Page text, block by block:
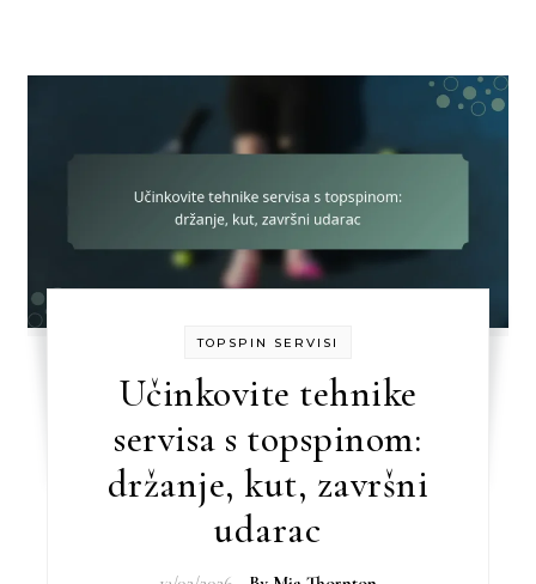
TOPSPIN SERVISI
Učinkovite tehnike
servisa s topspinom:
držanje, kut, završni
udarac